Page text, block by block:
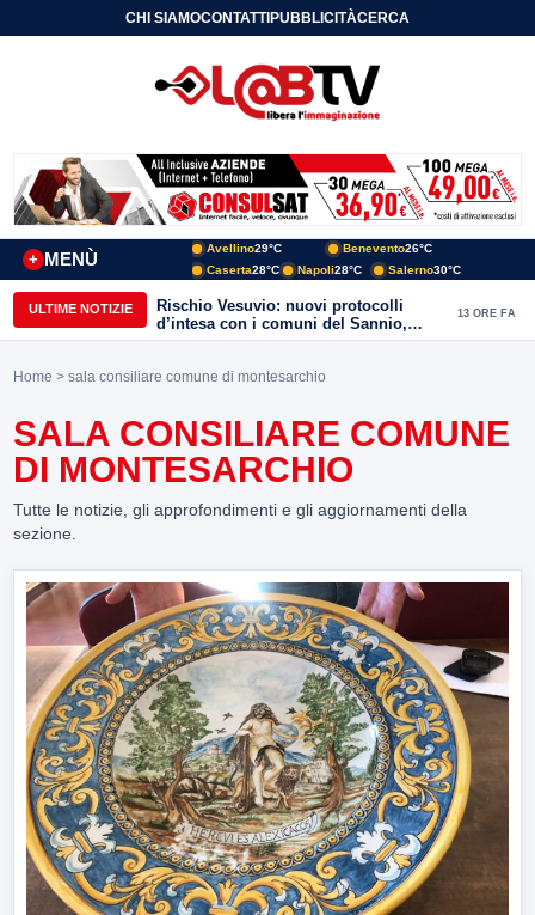
CHI SIAMOCONTATTIPUBBLICITÀCERCA
MENÙ
+
Avellino29°C Benevento26°C
Caserta28°C Napoli28°C Salerno30°C
ULTIME NOTIZIE
Rischio Vesuvio: nuovi protocolli
d’intesa con i comuni del Sannio,
firmato il protocollo con Arpaise
13 ORE FA
Home > sala consiliare comune di montesarchio
SALA CONSILIARE COMUNE
DI MONTESARCHIO
Tutte le notizie, gli approfondimenti e gli aggiornamenti della
sezione.